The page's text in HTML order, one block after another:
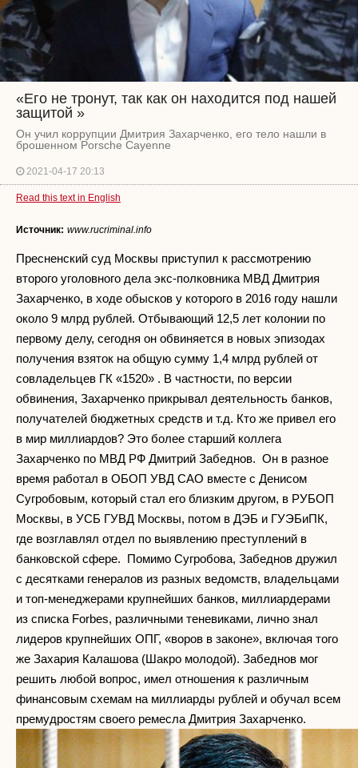
«Его не тронут, так как он находится под нашей
защитой »
Он учил коррупции Дмитрия Захарченко, его тело нашли в
брошенном Porsche Cayenne
2021-04-17 20:13
Read this text in English
Источник: www.rucriminal.info
Пресненский суд Москвы приступил к рассмотрению
второго уголовного дела экс-полковника МВД Дмитрия
Захарченко, в ходе обысков у которого в 2016 году нашли
около 9 млрд рублей. Отбывающий 12,5 лет колонии по
первому делу, сегодня он обвиняется в новых эпизодах
получения взяток на общую сумму 1,4 млрд рублей от
совладельцев ГК «1520» . В частности, по версии
обвинения, Захарченко прикрывал деятельность банков,
получателей бюджетных средств и т.д. Кто же привел его
в мир миллиардов? Это более старший коллега
Захарченко по МВД РФ Дмитрий Забеднов. Он в разное
время работал в ОБОП УВД САО вместе с Денисом
Сугробовым, который стал его близким другом, в РУБОП
Москвы, в УСБ ГУВД Москвы, потом в ДЭБ и ГУЭБиПК,
где возглавлял отдел по выявлению преступлений в
банковской сфере. Помимо Сугробова, Забеднов дружил
с десятками генералов из разных ведомств, владельцами
и топ-менеджерами крупнейших банков, миллиардерами
из списка Forbes, различными теневиками, лично знал
лидеров крупнейших ОПГ, «воров в законе», включая того
же Захария Калашова (Шакро молодой). Забеднов мог
решить любой вопрос, имел отношения к различным
финансовым схемам на миллиарды рублей и обучал всем
премудростям своего ремесла Дмитрия Захарченко.